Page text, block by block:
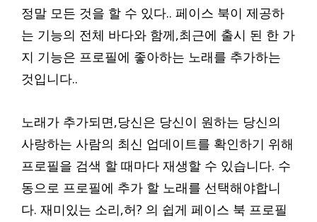
정말 모든 것을 할 수 있다.. 페이스 북이 제공하
는 기능의 전체 바다와 함께,최근에 출시 된 한 가
지 기능은 프로필에 좋아하는 노래를 추가하는
것입니다..
노래가 추가되면,당신은 당신이 원하는 당신의
사랑하는 사람의 최신 업데이트를 확인하기 위해
프로필을 검색 할 때마다 재생할 수 있습니다. 수
동으로 프로필에 추가 할 노래를 선택해야합니
다. 재미있는 소리,허? 의 쉽게 페이스 북 프로필